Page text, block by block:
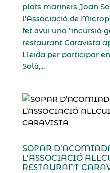
plats mariners Joan
l’Associació de
fet avui una “incursió
restaurant Caravista
Lleida per participar
Solà,...
SOPAR
L’ASSOCIACIÓ
RESTAURANT